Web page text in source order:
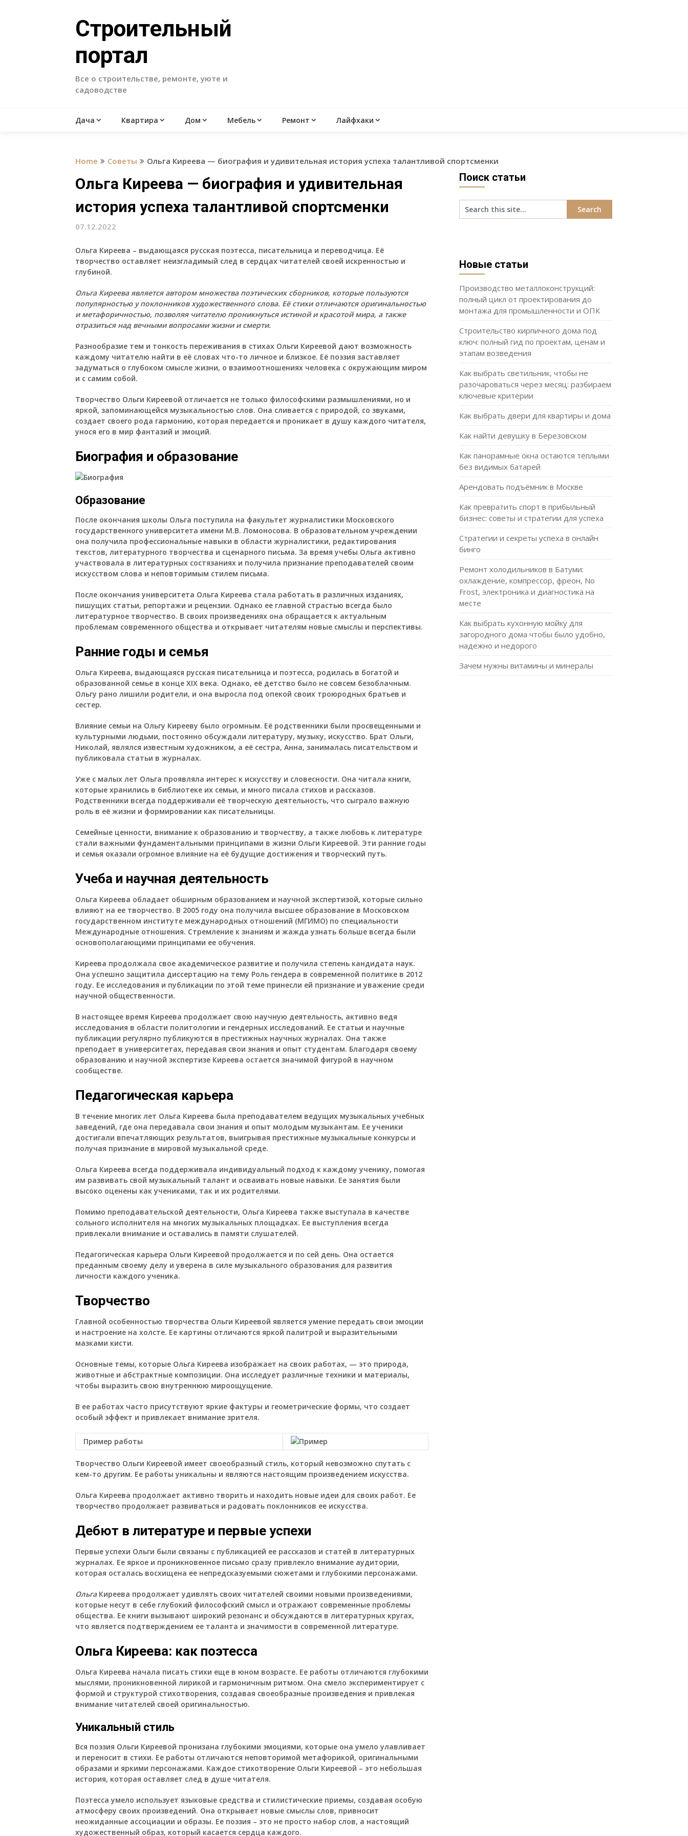
Строительный
портал
Все о строительстве, ремонте, уюте и
садоводстве
Дача Квартира Дом Мебель Ремонт Лайфхаки
Home Советы Ольга Киреева — биография и удивительная история успеха талантливой спортсменки
Ольга Киреева — биография и удивительная
история успеха талантливой спортсменки
07.12.2022
Ольга Киреева – выдающаяся русская поэтесса, писательница и переводчица. Её
творчество оставляет неизгладимый след в сердцах читателей своей искренностью и
глубиной.
Ольга Киреева является автором множества поэтических сборников, которые пользуются
популярностью у поклонников художественного слова. Её стихи отличаются оригинальностью
и метафоричностью, позволяя читателю проникнуться истиной и красотой мира, а также
отразиться над вечными вопросами жизни и смерти.
Разнообразие тем и тонкость переживания в стихах Ольги Киреевой дают возможность
каждому читателю найти в её словах что-то личное и близкое. Её поэзия заставляет
задуматься о глубоком смысле жизни, о взаимоотношениях человека с окружающим миром
и с самим собой.
Творчество Ольги Киреевой отличается не только философскими размышлениями, но и
яркой, запоминающейся музыкальностью слов. Она сливается с природой, со звуками,
создает своего рода гармонию, которая передается и проникает в душу каждого читателя,
унося его в мир фантазий и эмоций.
Биография и образование
Образование
После окончания школы Ольга поступила на факультет журналистики Московского
государственного университета имени М.В. Ломоносова. В образовательном учреждении
она получила профессиональные навыки в области журналистики, редактирования
текстов, литературного творчества и сценарного письма. За время учебы Ольга активно
участвовала в литературных состязаниях и получила признание преподавателей своим
искусством слова и неповторимым стилем письма.
После окончания университета Ольга Киреева стала работать в различных изданиях,
пишущих статьи, репортажи и рецензии. Однако ее главной страстью всегда было
литературное творчество. В своих произведениях она обращается к актуальным
проблемам современного общества и открывает читателям новые смыслы и перспективы.
Ранние годы и семья
Ольга Киреева, выдающаяся русская писательница и поэтесса, родилась в богатой и
образованной семье в конце XIX века. Однако, её детство было не совсем безоблачным.
Ольгу рано лишили родители, и она выросла под опекой своих троюродных братьев и
сестер.
Влияние семьи на Ольгу Кирееву было огромным. Её родственники были просвещенными и
культурными людьми, постоянно обсуждали литературу, музыку, искусство. Брат Ольги,
Николай, являлся известным художником, а её сестра, Анна, занималась писательством и
публиковала статьи в журналах.
Уже с малых лет Ольга проявляла интерес к искусству и словесности. Она читала книги,
которые хранились в библиотеке их семьи, и много писала стихов и рассказов.
Родственники всегда поддерживали её творческую деятельность, что сыграло важную
роль в её жизни и формировании как писательницы.
Семейные ценности, внимание к образованию и творчеству, а также любовь к литературе
стали важными фундаментальными принципами в жизни Ольги Киреевой. Эти ранние годы
и семья оказали огромное влияние на её будущие достижения и творческий путь.
Учеба и научная деятельность
Ольга Киреева обладает обширным образованием и научной экспертизой, которые сильно
влияют на ее творчество. В 2005 году она получила высшее образование в Московском
государственном институте международных отношений (МГИМО) по специальности
Международные отношения. Стремление к знаниям и жажда узнать больше всегда были
основополагающими принципами ее обучения.
Киреева продолжала свое академическое развитие и получила степень кандидата наук.
Она успешно защитила диссертацию на тему Роль гендера в современной политике в 2012
году. Ее исследования и публикации по этой теме принесли ей признание и уважение среди
научной общественности.
В настоящее время Киреева продолжает свою научную деятельность, активно ведя
исследования в области политологии и гендерных исследований. Ее статьи и научные
публикации регулярно публикуются в престижных научных журналах. Она также
преподает в университетах, передавая свои знания и опыт студентам. Благодаря своему
образованию и научной экспертизе Киреева остается значимой фигурой в научном
сообществе.
Педагогическая карьера
В течение многих лет Ольга Киреева была преподавателем ведущих музыкальных учебных
заведений, где она передавала свои знания и опыт молодым музыкантам. Ее ученики
достигали впечатляющих результатов, выигрывая престижные музыкальные конкурсы и
получая признание в мировой музыкальной среде.
Ольга Киреева всегда поддерживала индивидуальный подход к каждому ученику, помогая
им развивать свой музыкальный талант и осваивать новые навыки. Ее занятия были
высоко оценены как учениками, так и их родителями.
Помимо преподавательской деятельности, Ольга Киреева также выступала в качестве
сольного исполнителя на многих музыкальных площадках. Ее выступления всегда
привлекали внимание и оставались в памяти слушателей.
Педагогическая карьера Ольги Киреевой продолжается и по сей день. Она остается
преданным своему делу и уверена в силе музыкального образования для развития
личности каждого ученика.
Творчество
Главной особенностью творчества Ольги Киреевой является умение передать свои эмоции
и настроение на холсте. Ее картины отличаются яркой палитрой и выразительными
мазками кисти.
Основные темы, которые Ольга Киреева изображает на своих работах, — это природа,
животные и абстрактные композиции. Она исследует различные техники и материалы,
чтобы выразить свою внутреннюю мироощущение.
В ее работах часто присутствуют яркие фактуры и геометрические формы, что создает
особый эффект и привлекает внимание зрителя.
Пример работы
Творчество Ольги Киреевой имеет своеобразный стиль, который невозможно спутать с
кем-то другим. Ее работы уникальны и являются настоящим произведением искусства.
Ольга Киреева продолжает активно творить и находить новые идеи для своих работ. Ее
творчество продолжает развиваться и радовать поклонников ее искусства.
Дебют в литературе и первые успехи
Первые успехи Ольги были связаны с публикацией ее рассказов и статей в литературных
журналах. Ее яркое и проникновенное письмо сразу привлекло внимание аудитории,
которая осталась восхищена ее непредсказуемыми сюжетами и глубокими персонажами.
ОльгаКиреева продолжает удивлять своих читателей своими новыми произведениями,
которые несут в себе глубокий философский смысл и отражают современные проблемы
общества. Ее книги вызывают широкий резонанс и обсуждаются в литературных кругах,
что является подтверждением ее таланта и значимости в современной литературе.
Ольга Киреева: как поэтесса
Ольга Киреева начала писать стихи еще в юном возрасте. Ее работы отличаются глубокими
мыслями, проникновенной лирикой и гармоничным ритмом. Она смело экспериментирует с
формой и структурой стихотворения, создавая своеобразные произведения и привлекая
внимание читателей своей оригинальностью.
Уникальный стиль
Вся поэзия Ольги Киреевой пронизана глубокими эмоциями, которые она умело улавливает
и переносит в стихи. Ее работы отличаются неповторимой метафорикой, оригинальными
образами и яркими персонажами. Каждое стихотворение Ольги Киреевой – это небольшая
история, которая оставляет след в душе читателя.
Поэтесса умело использует языковые средства и стилистические приемы, создавая особую
атмосферу своих произведений. Она открывает новые смыслы слов, привносит
неожиданные ассоциации и образы. Ее поэзия – это не просто набор слов, а настоящий
художественный образ, который касается сердца каждого.
Поиск статьи
Новые статьи
Производство металлоконструкций:
полный цикл от проектирования до
монтажа для промышленности и ОПК
Строительство кирпичного дома под
ключ: полный гид по проектам, ценам и
этапам возведения
Как выбрать светильник, чтобы не
разочароваться через месяц: разбираем
ключевые критерии
Как выбрать двери для квартиры и дома
Как найти девушку в Березовском
Как панорамные окна остаются тёплыми
без видимых батарей
Арендовать подъёмник в Москве
Как превратить спорт в прибыльный
бизнес: советы и стратегии для успеха
Стратегии и секреты успеха в онлайн
бинго
Ремонт холодильников в Батуми:
охлаждение, компрессор, фреон, No
Frost, электроника и диагностика на
месте
Как выбрать кухонную мойку для
загородного дома чтобы было удобно,
надежно и недорого
Зачем нужны витамины и минералы